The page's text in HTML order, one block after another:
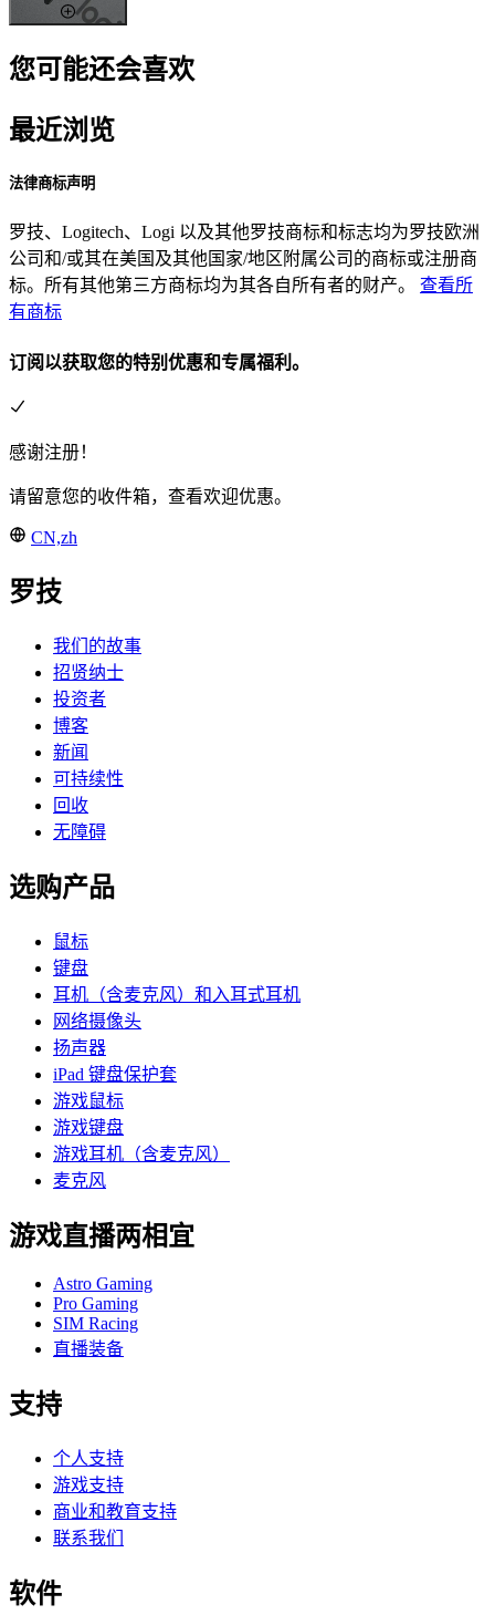
您可能还会喜欢
最近浏览
法律商标声明
罗技、Logitech、Logi 以及其他罗技商标和标志均为罗技欧洲
公司和/或其在美国及其他国家/地区附属公司的商标或注册商
标。所有其他第三方商标均为其各自所有者的财产。 查看所
有商标
订阅以获取您的特别优惠和专属福利。
感谢注册！
请留意您的收件箱，查看欢迎优惠。
CN,zh
罗技
我们的故事
招贤纳士
投资者
博客
新闻
可持续性
回收
无障碍
选购产品
鼠标
键盘
耳机（含麦克风）和入耳式耳机
网络摄像头
扬声器
iPad 键盘保护套
游戏鼠标
游戏键盘
游戏耳机（含麦克风）
麦克风
游戏直播两相宜
Astro Gaming
Pro Gaming
SIM Racing
直播装备
支持
个人支持
游戏支持
商业和教育支持
联系我们
软件